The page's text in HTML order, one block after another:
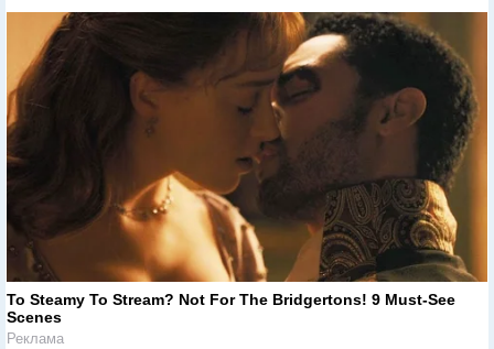
To Steamy To Stream? Not For The Bridgertons! 9 Must-See
Scenes
Реклама